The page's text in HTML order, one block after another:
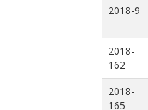
2018-9
2018-
162
2018-
165